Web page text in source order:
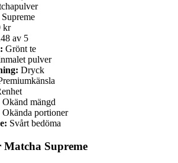
Supreme
kr
av 5
Grönt te
pulver
Dryck
Okänd mängd
Okända portioner
Svårt bedöma
Matcha Supreme